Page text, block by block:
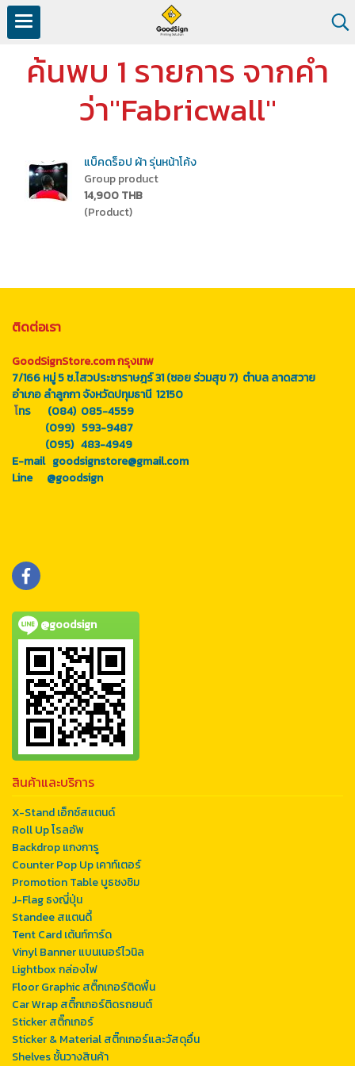
ค้นพบ 1 รายการ จากคำ
ว่า"Fabricwall"
แบ็คดร็อป ผ้า รุ่นหน้าโค้ง
Group product
14,900 THB
(Product)
ติดต่อเรา
GoodSignStore.com กรุงเทพ
7/166 หมู่ 5 ซ.ไสวประชาราษฎร์ 31 (ซอย ร่วมสุข 7) ตำบล ลาดสวาย
อำเภอ ลำลูกกา จังหวัดปทุมธานี 12150
โทร (084) 085-4559
(099) 593-9487
(095) 483-4949
E-mail goodsignstore@gmail.com
Line @goodsign
@goodsign
สินค้าและบริการ
X-Stand เอ็กซ์สแตนด์
Roll Up โรลอัพ
Backdrop แกงการู
Counter Pop Up เคาท์เตอร์
Promotion Table บูธชงชิม
J-Flag ธงญี่ปุ่น
Standee สแตนดี้
Tent Card เต้นท์การ์ด
Vinyl Banner แบนเนอร์ไวนิล
Lightbox กล่องไฟ
Floor Graphic สติ๊กเกอร์ติดพื้น
Car Wrap สติ๊กเกอร์ติดรถยนต์
Sticker สติ๊กเกอร์
Sticker & Material สติ๊กเกอร์และวัสดุอื่น
Shelves ชั้นวางสินค้า